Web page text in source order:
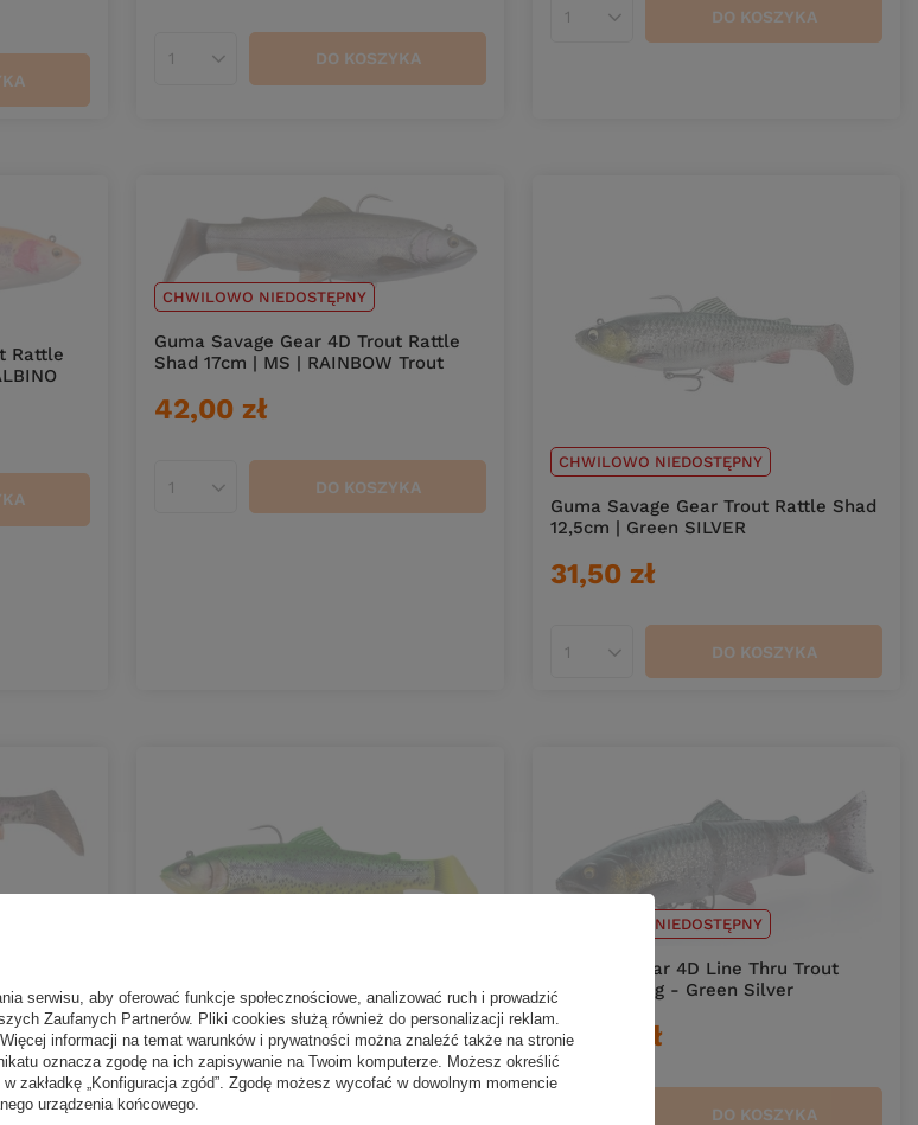
Ilość produktów DO KOSZYKA
Ilość produktów DO KOSZYKA
Rattle
CHWILOWO NIEDOSTĘPNY
Guma Savage Gear 4D Trout Rattle
Shad 17cm | MS | RAINBOW Trout
42,00 zł
Ilość produktów DO KOSZYKA
CHWILOWO NIEDOSTĘPNY
Guma Savage Gear Trout Rattle Shad
12,5cm | Green SILVER
31,50 zł
Ilość produktów DO KOSZYKA
..Savage Gear 4D RATTLE SHAD
TROUT 12,5cm MS FIRETROUT
34,00 zł
CHWILOWO NIEDOSTĘPNY
..Savage Gear 4D Line Thru Trout
15cm S - 40g - Green Silver
50,00 zł
DO KOSZYKA
serwisu, aby oferować funkcje społecznościowe, analizować ruch i prowadzić
Zaufanych Partnerów. Pliki cookies służą również do personalizacji reklam.
. Więcej informacji na temat warunków i prywatności można znaleźć także na stronie
oznacza zgodę na ich zapisywanie na Twoim komputerze. Możesz określić
zakładkę „Konfiguracja zgód”. Zgodę możesz wycofać w dowolnym momencie
urządzenia końcowego.